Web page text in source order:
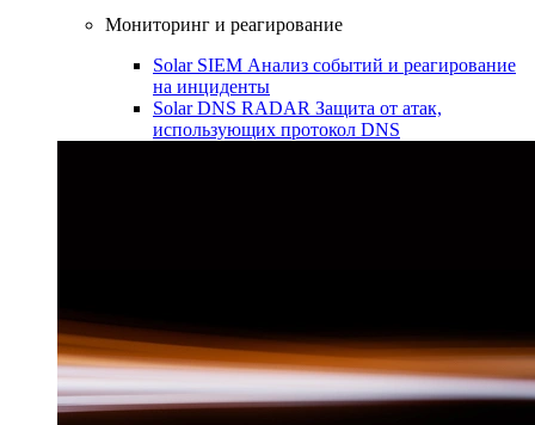
Мониторинг и реагирование
Solar SIEM Анализ событий и реагирование
на инциденты
Solar DNS RADAR Защита от атак,
использующих протокол DNS